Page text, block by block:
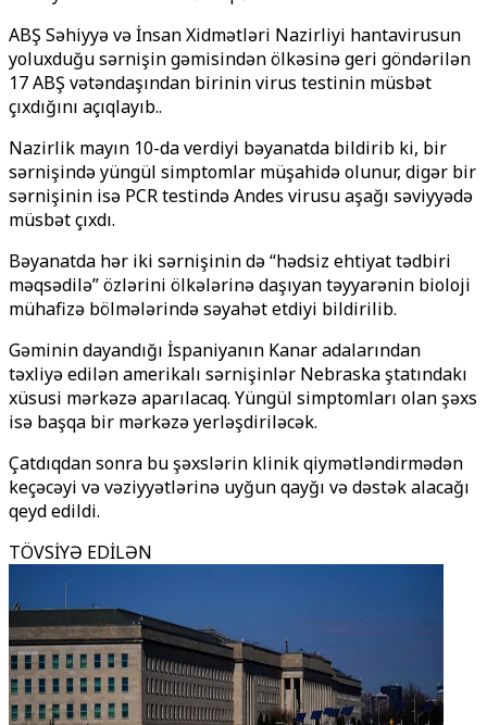
ABŞ Səhiyyə və İnsan Xidmətləri Nazirliyi hantavirusun
yoluxduğu sərnişin gəmisindən ölkəsinə geri göndərilən
17 ABŞ vətəndaşından birinin virus testinin müsbət
çıxdığını açıqlayıb..
Nazirlik mayın 10-da verdiyi bəyanatda bildirib ki, bir
sərnişində yüngül simptomlar müşahidə olunur, digər bir
sərnişinin isə PCR testində Andes virusu aşağı səviyyədə
müsbət çıxdı.
Bəyanatda hər iki sərnişinin də “hədsiz ehtiyat tədbiri
məqsədilə” özlərini ölkələrinə daşıyan təyyarənin bioloji
mühafizə bölmələrində səyahət etdiyi bildirilib.
Gəminin dayandığı İspaniyanın Kanar adalarından
təxliyə edilən amerikalı sərnişinlər Nebraska ştatındakı
xüsusi mərkəzə aparılacaq. Yüngül simptomları olan şəxs
isə başqa bir mərkəzə yerləşdiriləcək.
Çatdıqdan sonra bu şəxslərin klinik qiymətləndirmədən
keçəcəyi və vəziyyətlərinə uyğun qayğı və dəstək alacağı
qeyd edildi.
TÖVSİYƏ EDİLƏN